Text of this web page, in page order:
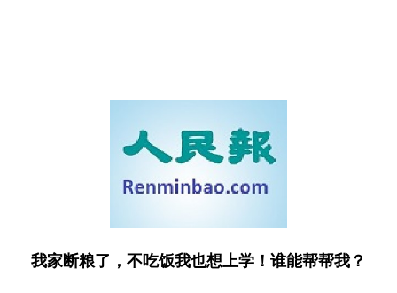
我家断粮了，不吃饭我也想上学！谁能帮帮我？